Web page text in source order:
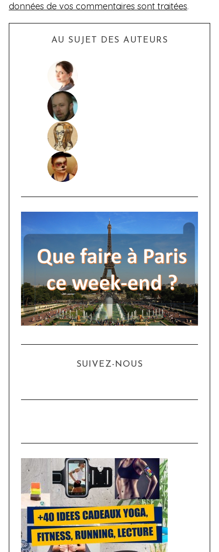
données de vos commentaires sont traitées.
AU SUJET DES AUTEURS
SUIVEZ-NOUS
S
e